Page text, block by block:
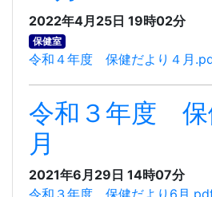
2022年4月25日 19時02分
保健室
令和４年度 保健だより４月
令和３年度 保
月
2021年6月29日 14時07分